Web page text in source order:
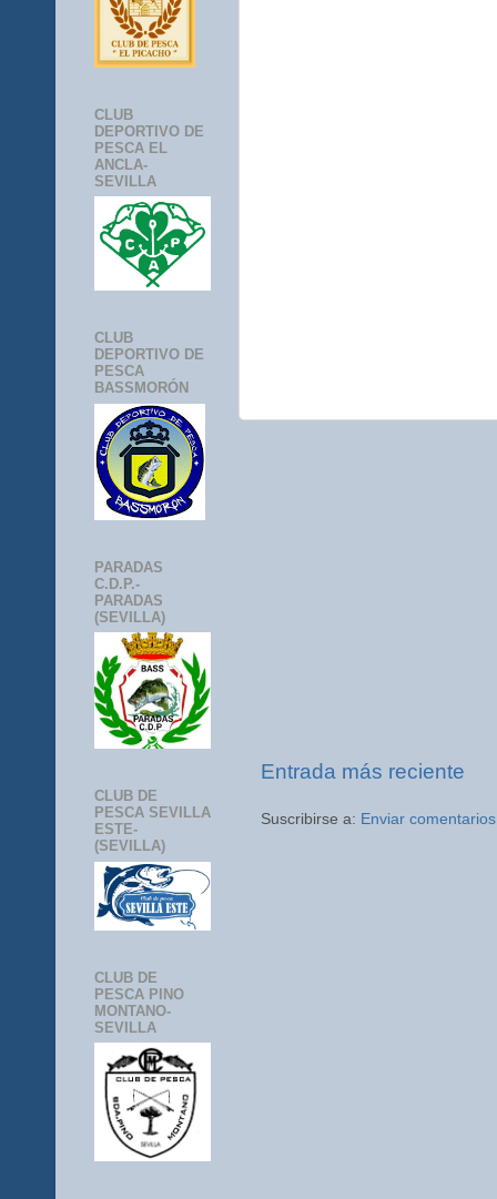
Entrada más reciente
Suscribirse a: Enviar
CLUB
DEPORTIVO DE
PESCA EL
ANCLA-
SEVILLA
CLUB
DEPORTIVO DE
PESCA
BASSMORÓN
PARADAS
C.D.P.-
PARADAS
(SEVILLA)
CLUB DE
PESCA SEVILLA
ESTE-
(SEVILLA)
CLUB DE
PESCA PINO
MONTANO-
SEVILLA